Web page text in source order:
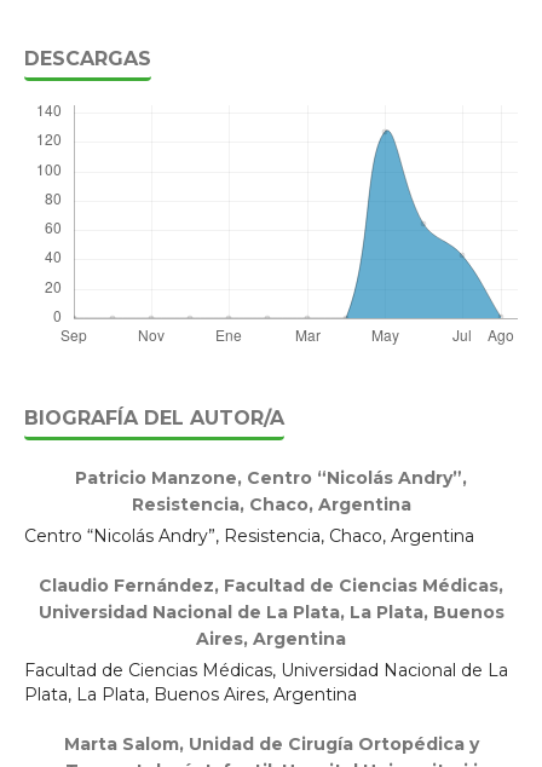
DESCARGAS
BIOGRAFÍA DEL AUTOR/A
Patricio Manzone, Centro “Nicolás Andry”,
Resistencia, Chaco, Argentina
Centro “Nicolás Andry”, Resistencia, Chaco, Argentina
Claudio Fernández, Facultad de Ciencias Médicas,
Universidad Nacional de La Plata, La Plata, Buenos
Aires, Argentina
Facultad de Ciencias Médicas, Universidad Nacional de La
Plata, La Plata, Buenos Aires, Argentina
Marta Salom, Unidad de Cirugía Ortopédica y